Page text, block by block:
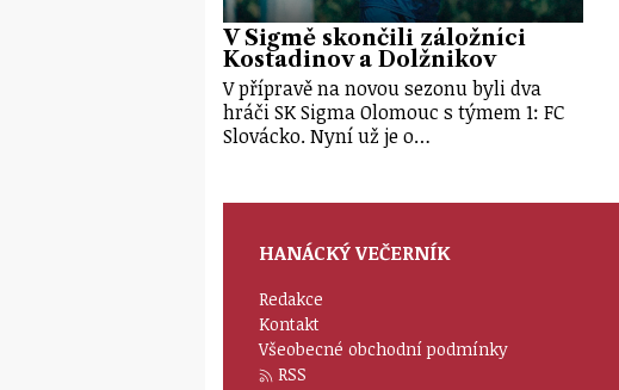
V Sigmě skončili záložníci
Kostadinov a Dolžnikov
V přípravě na novou sezonu byli dva
hráči SK Sigma Olomouc s týmem 1: FC
Slovácko. Nyní už je o…
HANÁCKÝ VEČERNÍK
Redakce
Kontakt
Všeobecné obchodní podmínky
RSS